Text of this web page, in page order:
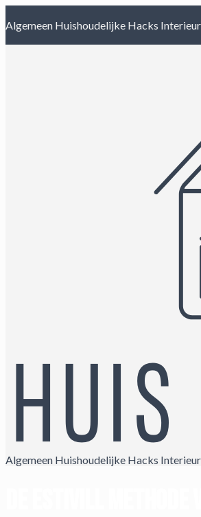
Algemeen Huishoudelijke Hacks
Algemeen Huishoudelijke Hacks